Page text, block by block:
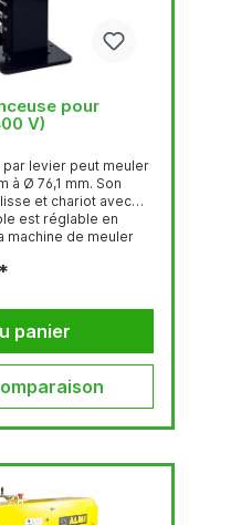
pour
V)
par levier peut meuler
à Ø 76,1 mm. Son
et chariot avec
est réglable en
machine de meuler
AL100U-01 peut
une plage
convient pour tous
panier